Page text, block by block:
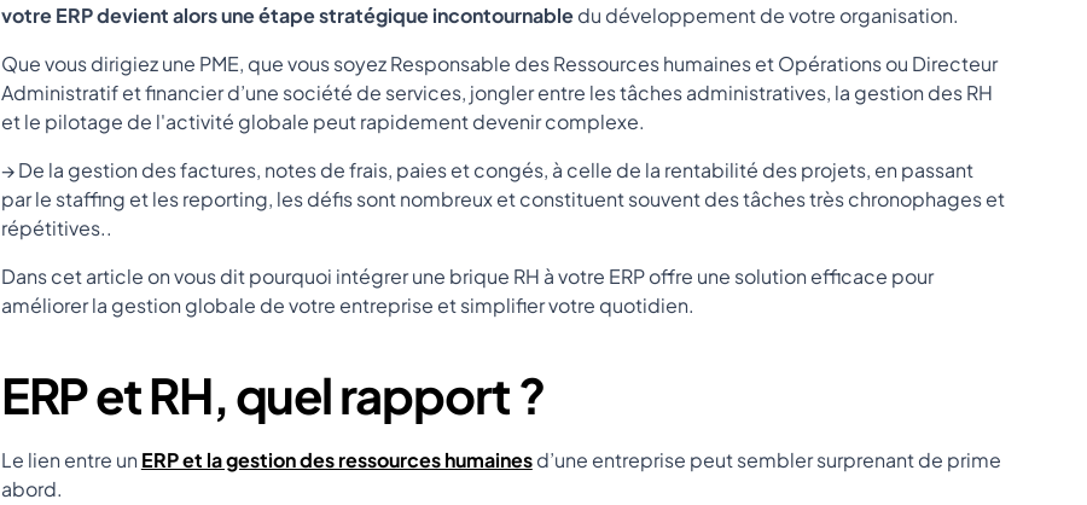
votre ERP devient alors une étape stratégique incontournabledu développement de votre organisation.
Que vous dirigiez une PME, que vous soyez Responsable des Ressources humaines et Opérations ou Directeur
Administratif et financier d’une société de services, jongler entre les tâches administratives, la gestion des RH
et le pilotage de l'activité globale peut rapidement devenir complexe.
→ De la gestion des factures, notes de frais, paies et congés, à celle de la rentabilité des projets, en passant
par le staffing et les reporting, les défis sont nombreux et constituent souvent des tâches très chronophages et
répétitives..
Dans cet article on vous dit pourquoi intégrer une brique RH à votre ERP offre une solution efficace pour
améliorer la gestion globale de votre entreprise et simplifier votre quotidien.
ERP et RH, quel rapport ?
Le lien entre un ERP et la gestion des ressources humainesd’une entreprise peut sembler surprenant de prime
abord.